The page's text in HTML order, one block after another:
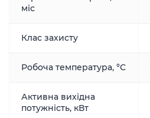
міс
Клас захисту
Робоча температура, °С
Активна вихідна
потужність, кВт